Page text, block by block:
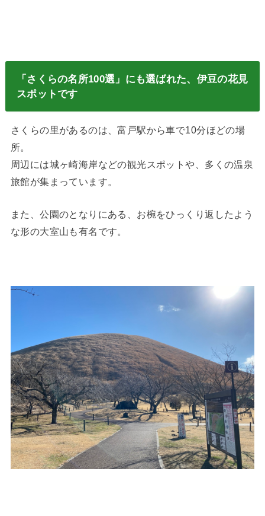
「さくらの名所100選」にも選ばれた、伊豆の花見
スポットです
さくらの里があるのは、富戸駅から車で10分ほどの場
所。
周辺には城ヶ崎海岸などの観光スポットや、多くの温泉
旅館が集まっています。
また、公園のとなりにある、お椀をひっくり返したよう
な形の大室山も有名です。